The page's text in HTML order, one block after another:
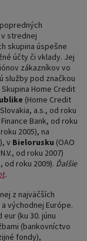
strednej
skupina úspešne
účty či vklady. Jej
zákazníkov vo
služby pod značkou
Home Credit
(Home Credit
a.s., od roku
Bank, od roku
2005), na
v Bielorusku (OAO
od roku 2007)
od roku 2009). Ďalšie
.
z najväčších
východnej Európe.
(ku 30. júnu
(bankovníctvo
fondy),